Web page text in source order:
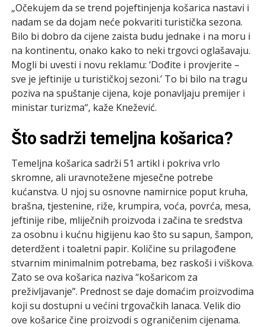
„Očekujem da se trend pojeftinjenja košarica nastavi i
nadam se da dojam neće pokvariti turistička sezona.
Bilo bi dobro da cijene zaista budu jednake i na moru i
na kontinentu, onako kako to neki trgovci oglašavaju.
Mogli bi uvesti i novu reklamu: ‘Dođite i provjerite –
sve je jeftinije u turističkoj sezoni.’ To bi bilo na tragu
poziva na spuštanje cijena, koje ponavljaju premijer i
ministar turizma“, kaže Knežević.
Što sadrži temeljna košarica?
Temeljna košarica sadrži 51 artikl i pokriva vrlo
skromne, ali uravnotežene mjesečne potrebe
kućanstva. U njoj su osnovne namirnice poput kruha,
brašna, tjestenine, riže, krumpira, voća, povrća, mesa,
jeftinije ribe, mliječnih proizvoda i začina te sredstva
za osobnu i kućnu higijenu kao što su sapun, šampon,
deterdžent i toaletni papir. Količine su prilagođene
stvarnim minimalnim potrebama, bez raskoši i viškova.
Zato se ova košarica naziva “košaricom za
preživljavanje”. Prednost se daje domaćim proizvodima
koji su dostupni u većini trgovačkih lanaca. Velik dio
ove košarice čine proizvodi s ograničenim cijenama.